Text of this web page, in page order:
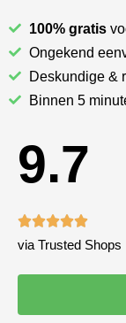
100% gratis
Ongekend
Deskundige &
Binnen 5
9.7

via Trusted Shops